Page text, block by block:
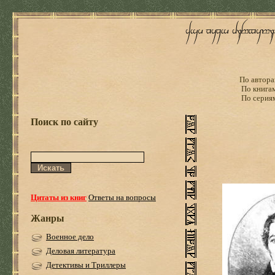
По
По
По
Поиск по сайту
Цитаты из книгОтветы на вопросы
Жанры
Военное дело
Деловая литература
Детективы и Триллеры